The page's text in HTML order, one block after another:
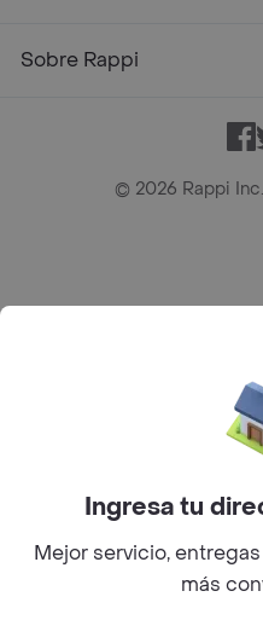
Sobre Rappi
© 2026 Rappi
Bogotá D.C. ---
Ingresa tu
Mejor servicio,
más